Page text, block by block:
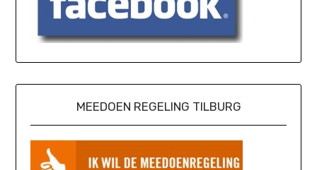
MEEDOEN REGELING TILBURG